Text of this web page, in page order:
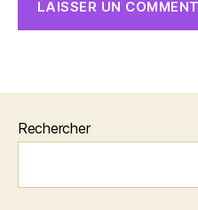
Rechercher